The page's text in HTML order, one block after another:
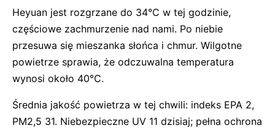
Heyuan jest rozgrzane do 34°C w tej godzinie,
częściowe zachmurzenie nad nami. Po niebie
przesuwa się mieszanka słońca i chmur. Wilgotne
powietrze sprawia, że odczuwalna temperatura
wynosi około 40°C.
Średnia jakość powietrza w tej chwili: indeks EPA 2,
PM2,5 31. Niebezpieczne UV 11 dzisiaj; pełna ochrona